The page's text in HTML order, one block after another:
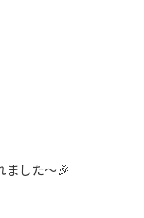
ました〜🎉